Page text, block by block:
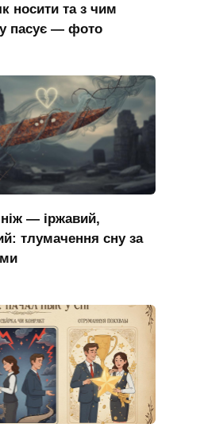
носити та з чим
пасує — фото
— іржавий,
тлумачення сну за